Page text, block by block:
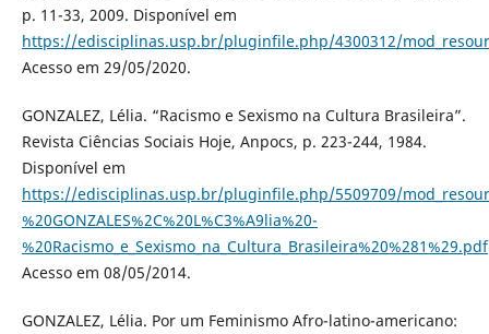
p. 11-33, 2009. Disponível em
https://edisciplinas.usp.br/pluginfile.php/4300312/
Acesso em 29/05/2020.
GONZALEZ, Lélia. “Racismo e Sexismo na Cultura Brasileira”.
Revista Ciências Sociais Hoje, Anpocs, p. 223-244, 1984.
Disponível em
https://edisciplinas.usp.br/pluginfile.php/5509709/
%20GONZALES%2C%20L%C3%A9lia%20-
%20Racismo_e_Sexismo_na_Cultura_Brasileira%20%281%29.pdf
Acesso em 08/05/2014.
GONZALEZ, Lélia. Por um Feminismo Afro-latino-americano: